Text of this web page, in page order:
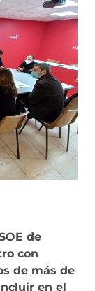
de
con
de más de
en el